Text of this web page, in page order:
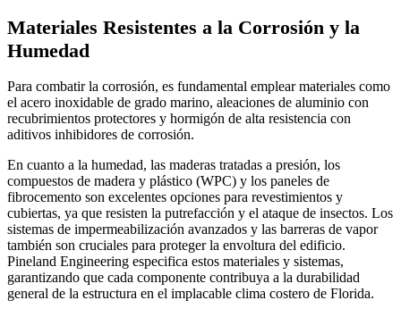
Materiales Resistentes a la Corrosión y la
Humedad
Para combatir la corrosión, es fundamental emplear materiales como
el acero inoxidable de grado marino, aleaciones de aluminio con
recubrimientos protectores y hormigón de alta resistencia con
aditivos inhibidores de corrosión.
En cuanto a la humedad, las maderas tratadas a presión, los
compuestos de madera y plástico (WPC) y los paneles de
fibrocemento son excelentes opciones para revestimientos y
cubiertas, ya que resisten la putrefacción y el ataque de insectos. Los
sistemas de impermeabilización avanzados y las barreras de vapor
también son cruciales para proteger la envoltura del edificio.
Pineland Engineering especifica estos materiales y sistemas,
garantizando que cada componente contribuya a la durabilidad
general de la estructura en el implacable clima costero de Florida.